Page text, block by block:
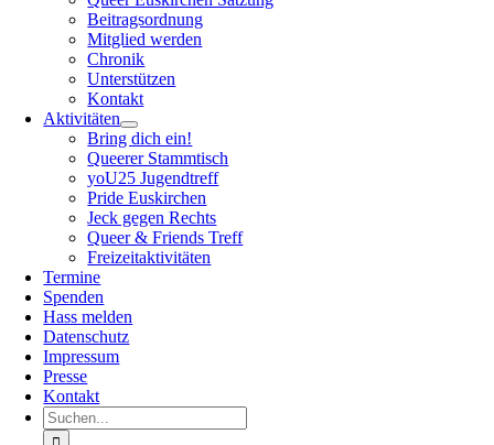
Beitragsordnung
Mitglied werden
Chronik
Unterstützen
Kontakt
Aktivitäten
Bring dich ein!
Queerer Stammtisch
yoU25 Jugendtreff
Pride Euskirchen
Jeck gegen Rechts
Queer & Friends Treff
Freizeitaktivitäten
Termine
Spenden
Hass melden
Datenschutz
Impressum
Presse
Kontakt
Suche
nach: